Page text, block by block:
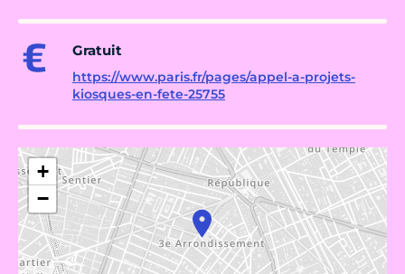
Gratuit
https://www.paris.fr/pages/appel-a-projets-
kiosques-en-fete-25755
+
−